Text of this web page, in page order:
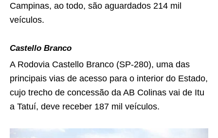
Campinas, ao todo, são aguardados 214 mil
veículos.
Castello Branco
A Rodovia Castello Branco (SP-280), uma das
principais vias de acesso para o interior do Estado,
cujo trecho de concessão da AB Colinas vai de Itu
a Tatuí, deve receber 187 mil veículos.